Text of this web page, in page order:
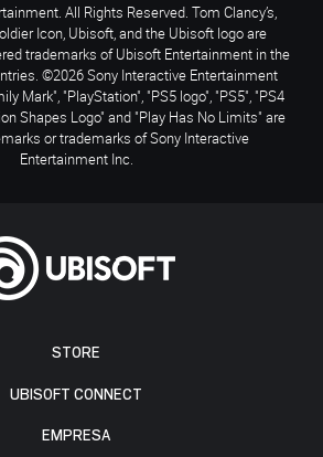
STORE
UBISOFT CONNECT
EMPRESA
All Rights Reserved. Tom Clancy’s,
Icon, Ubisoft, and the Ubisoft logo are
trademarks of Ubisoft Entertainment in the
©2026 Sony Interactive Entertainment
Mark", "PlayStation", "PS5 logo", "PS5", "PS4
Shapes Logo" and "Play Has No Limits" are
or trademarks of Sony Interactive
Entertainment Inc.